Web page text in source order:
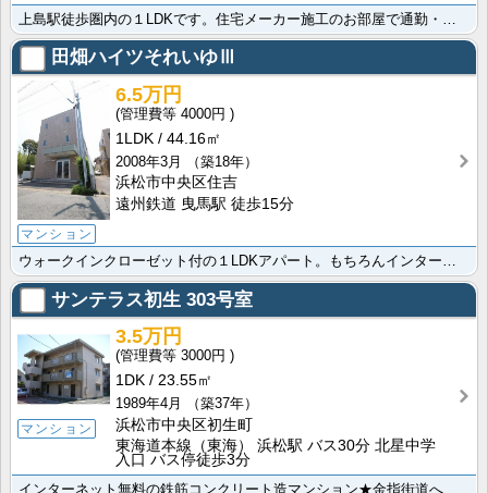
田畑ハイツそれいゆⅢ
マンション
6.5万円
4000円
1LDK
44.16㎡
2008年3月
（築18年）
浜松市中央区住吉
遠州鉄道 曳馬駅 徒歩15分
サンテラス初生 303号室
マンション
3.5万円
3000円
1DK
23.55㎡
1989年4月
（築37年）
浜松市中央区初生町
東海道本線（東海） 浜松駅 バス30分 北星中学
入口 バス停徒歩3分